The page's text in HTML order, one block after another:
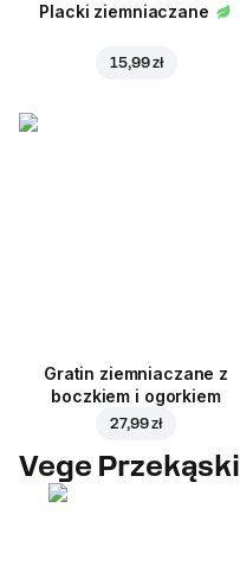
Placki ziemniaczane
15,99 zł
Gratin ziemniaczane z
boczkiem i ogorkiem
27,99 zł
Vege Przekąski